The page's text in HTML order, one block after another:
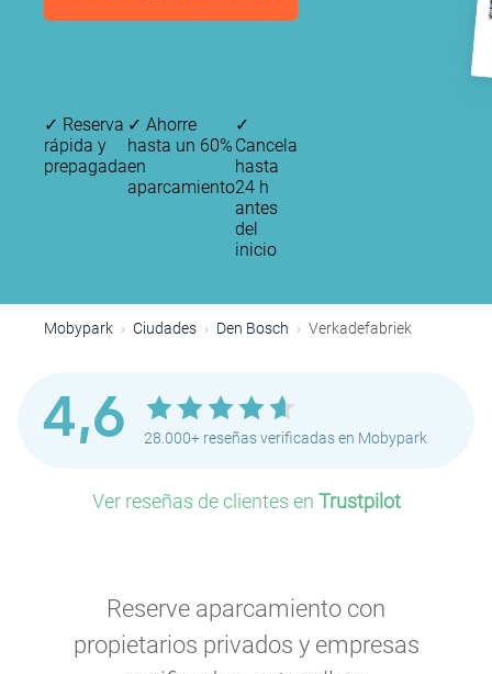
✓ Reserva
rápida y
prepagada
✓ Ahorre
hasta un 60%
en
aparcamiento
✓
Cancela
hasta
24 h
antes
del
inicio
Mobypark Ciudades Den Bosch Verkadefabriek
4,6 28.000+ reseñas verificadas en Mobypark
Ver reseñas de clientes en Trustpilot
Reserve aparcamiento con
propietarios privados y empresas